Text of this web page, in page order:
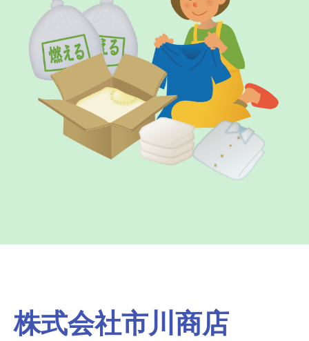
株式会社市川商店